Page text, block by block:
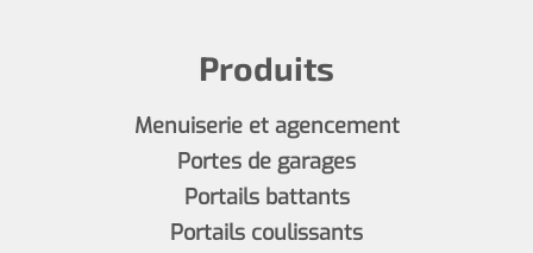
Produits
Menuiserie et agencement
Portes de garages
Portails battants
Portails coulissants